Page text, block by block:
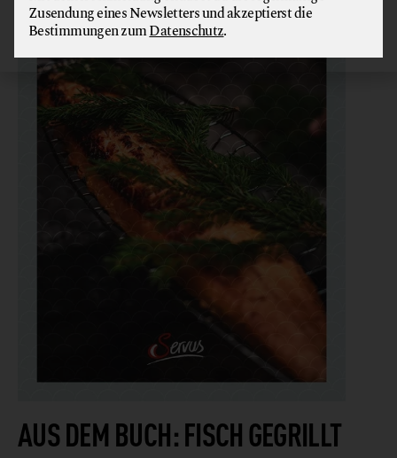
AUS DEM BUCH: FISCH GEGRILLT
Zusendung eines Newsletters und akzeptierst die
Bestimmungen zumDatenschutz.